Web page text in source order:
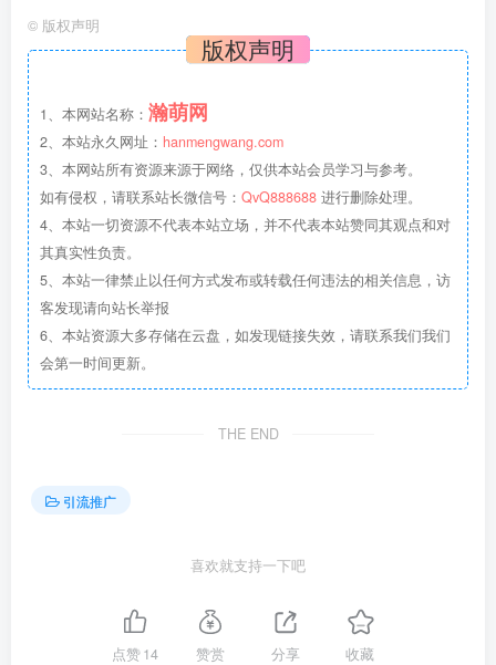
© 版权声明
版权声明
1、本网站名称： 瀚萌网
2、本站永久网址： hanmengwang.com
3、本网站所有资源来源于网络，仅供本站会员学习与参考。
如有侵权，请联系站长微信号： QvQ888688 进行删除处理。
4、本站一切资源不代表本站立场，并不代表本站赞同其观点和对
其真实性负责。
5、本站一律禁止以任何方式发布或转载任何违法的相关信息，访
客发现请向站长举报
6、本站资源大多存储在云盘，如发现链接失效，请联系我们我们
会第一时间更新。
THE END
引流推广
喜欢就支持一下吧
点赞14 赞赏 分享 收藏